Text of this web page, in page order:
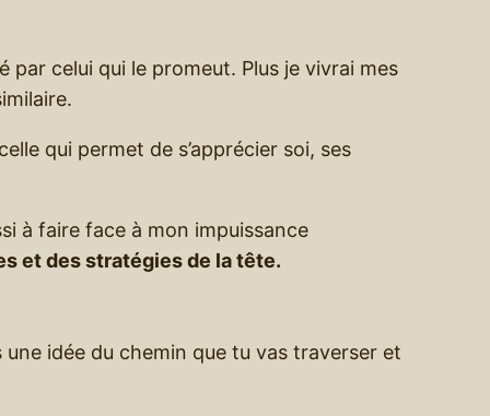
par celui qui le promeut. Plus je vivrai mes
qui permet de s’apprécier soi, ses
à faire face à mon impuissance
et des stratégies de la tête.
idée du chemin que tu vas traverser et